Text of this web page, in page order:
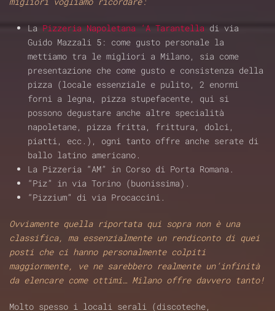
La Pizzeria Napoletana ‘A Tarantella di via
Guido Mazzali 5: come gusto personale la
mettiamo tra le migliori a Milano, sia come
presentazione che come gusto e consistenza della
pizza (locale essenziale e pulito, 2 enormi
forni a legna, pizza stupefacente, qui si
possono degustare anche altre specialità
napoletane, pizza fritta, frittura, dolci,
piatti, ecc.), ogni tanto offre anche serate di
ballo latino americano.
La Pizzeria “AM” in Corso di Porta Romana.
“Piz” in via Torino (buonissima).
“Pizzium” di via Procaccini.
Ovviamente quella riportata qui sopra non è una
classifica, ma essenzialmente un rendiconto di quei
posti che ci hanno personalmente colpiti
maggiormente, ve ne sarebbero realmente un’infinità
da elencare come ottimi… Milano offre davvero tanto!
Molto spesso i locali serali (discoteche,